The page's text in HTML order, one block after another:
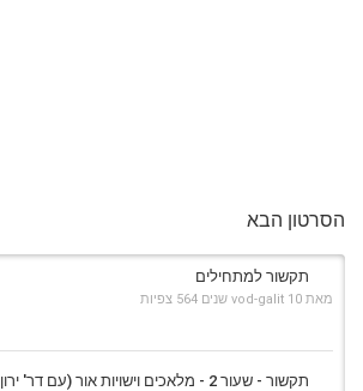
הסרטון הבא
תקשור למתחילים
מאת vod-galit 10 שנים 564 צפיות
תקשור - שעור 2 - מלאכים וישויות אור (עם דר' ירון